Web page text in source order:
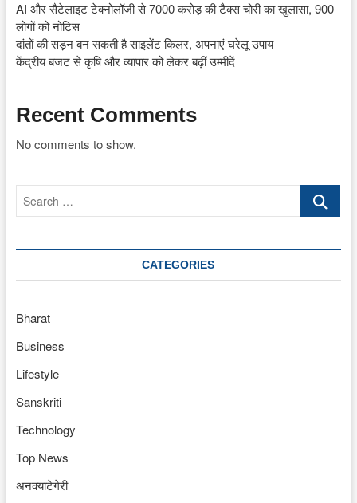
AI और सैटेलाइट टेक्नोलॉजी से 7000 करोड़ की टैक्स चोरी का खुलासा, 900
लोगों को नोटिस
दांतों की सड़न बन सकती है साइलेंट किलर, अपनाएं घरेलू उपाय
केंद्रीय बजट से कृषि और व्यापार को लेकर बढ़ीं उम्मीदें
Recent Comments
No comments to show.
Search
CATEGORIES
Bharat
Business
Lifestyle
Sanskriti
Technology
Top News
अनक्याटेगेरी